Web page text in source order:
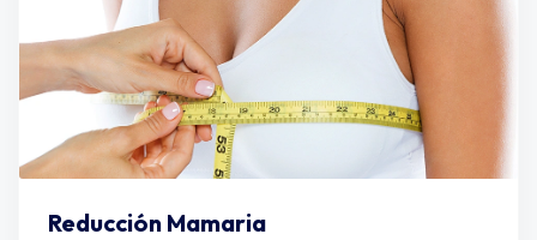
Reducción Mamaria